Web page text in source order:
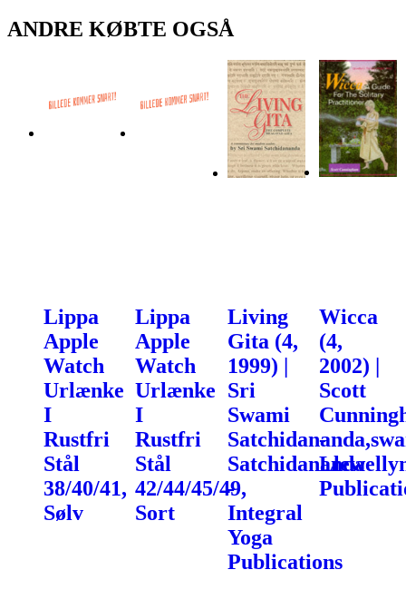
ANDRE KØBTE OGSÅ
Lippa
Apple
Watch
Urlænke
I
Rustfri
Stål
38/40/41,
Sølv
Lippa
Apple
Watch
Urlænke
I
Rustfri
Stål
42/44/45/49,
Sort
Living
Gita (4,
1999) |
Sri
Swami
Satchidananda
-
Integral
Yoga
Publications
Wicca
(4,
2002) |
Scott
-